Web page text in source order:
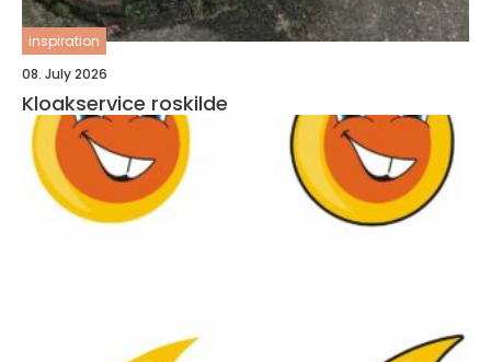
inspiration
08. July 2026
Kloakservice roskilde